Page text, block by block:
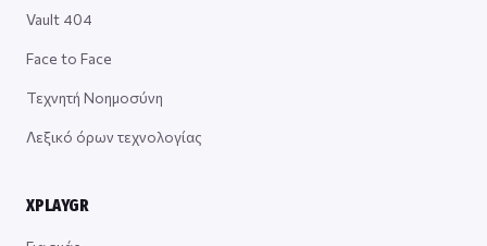
Vault 404
Face to Face
Τεχνητή Νοημοσύνη
Λεξικό όρων τεχνολογίας
XPLAYGR